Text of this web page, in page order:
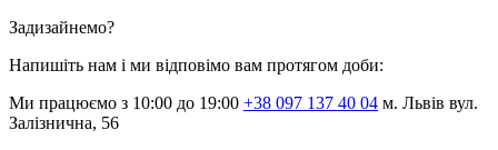
Задизайнемо?
Напишіть нам і ми відповімо вам протягом доби:
Ми працюємо з 10:00 до 19:00 +38 097 137 40 04 м. Львів вул.
Залізнична, 56